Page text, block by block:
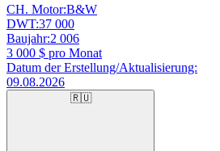
CH. Motor:B&W
DWT:37 000
Baujahr:2 006
3 000 $ pro Monat
Datum der Erstellung/Aktualisierung:
09.08.2026
🇷🇺